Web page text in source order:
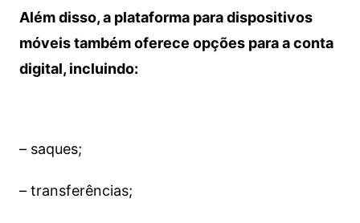
Além disso, a plataforma para dispositivos
móveis também oferece opções para a conta
digital, incluindo:
– saques;
– transferências;